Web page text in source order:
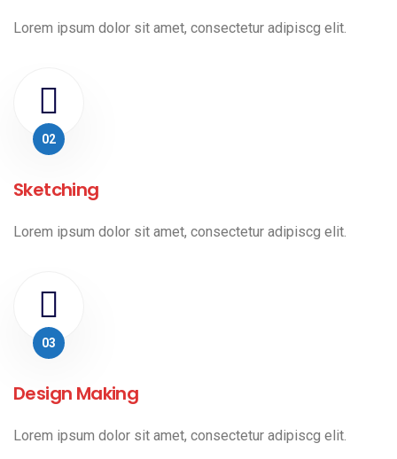
Lorem ipsum dolor sit amet, consectetur adipiscg elit.
02
Sketching
Lorem ipsum dolor sit amet, consectetur adipiscg elit.
03
Design Making
Lorem ipsum dolor sit amet, consectetur adipiscg elit.